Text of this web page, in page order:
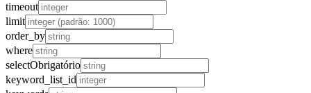
timeout
limit
order_by
where
selectObrigatório
keyword_list_id